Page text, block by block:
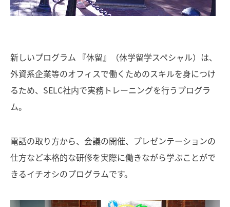
新しいプログラム 『休留』（休学留学スペシャル）は、
外資系企業等のオフィスで働くためのスキルを身につけ
るため、SELC社内で実務トレーニングを行うプログラ
ム。
電話の取り方から、会議の開催、プレゼンテーションの
仕方など本格的な研修を実際に働きながら学ぶことがで
きるイチオシのプログラムです。